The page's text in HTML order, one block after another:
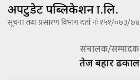
अपटुडेट पब्लिकेशन प्रा.लि.
सूचना तथा प्रसारण विभाग दर्ता नंः १५१/०७३/७४
संचालक/सम्पादक
तेज बहादूर ढकाल